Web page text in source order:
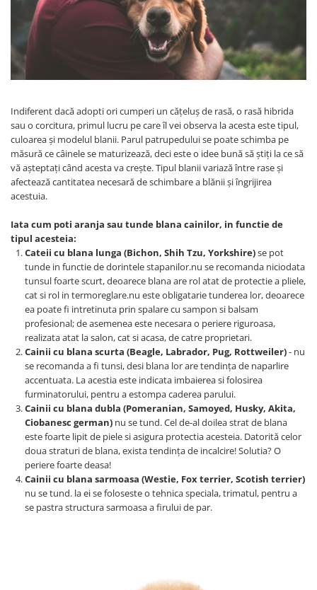
Antiparazitare interne si externe
Articulatii
Diverse caini
ORL Caini
Lapte Caini
Hrana economica caini
Accesorii caini
Botnite
Castroane si boluri pentru apa si
Custi transport - Caini
Hamuri, Lese si Zgarzi
Jucarii caini
Paturi, perne si cosuri pentru caini
Igiena si ingrijire caini
Sampoane si Balsamuri
Servetele Umede
Covorase absorbante
Curatare Ochi
Igiena Catel
Igiena Interior
Perii si descalcitoare caini
Solutii Atractante si repelente
Antiparazitare interne si externe
Articulatii
Diverse pisici
ORL Pisici
Igiena si ingrijire pisici
Asternut litiera / Nisip / Silicat
Curatare Ochi
Igiena Interior
Igiena Pisici
Perii si descalcitoare pisici
Sampoane si Balsamuri
Solutii Atractante si repelente
Accesorii Pisici
Ansambluri de joaca, sisaluri
Castroane si boluri pentru apa si
mancare
Custi transport - Pisici
Jucarii Pisici
Lese, Hamuri si Zgarzi
Paturi, perne si cosuri pentru pisici
Recompense Delicioase
Indiferent dacă adopti ori cumperi un cățeluș de rasă, o rasă hibrida
sau o corcitura, primul lucru pe care îl vei observa la acesta este tipul,
culoarea și modelul blanii. Parul patrupedului se poate schimba pe
măsură ce câinele se maturizează, deci este o idee bună să știți la ce să
vă așteptați când acesta va crește. Tipul blanii variază între rase și
afectează cantitatea necesară de schimbare a blănii și îngrijirea
acestuia.
Iata cum poti aranja sau tunde blana cainilor, in functie de
tipul acesteia:
Cateii cu blana lunga (Bichon, Shih Tzu, Yorkshire)se pot
tunde in functie de dorintele stapanilor.nu se recomanda niciodata
tunsul foarte scurt, deoarece blana are rol atat de protectie a pliele,
cat si rol in termoreglare.nu este obligatarie tunderea lor, deoarece
ea poate fi intretinuta prin spalare cu sampon si balsam
profesional; de asemenea este necesara o periere riguroasa,
realizata atat la salon, cat si acasa, de catre proprietari.
Cainii cu blana scurta (Beagle, Labrador, Pug, Rottweiler)- nu
se recomanda a fi tunsi, desi blana lor are tendința de naparlire
accentuata. La acestia este indicata imbaierea si folosirea
furminatorului, pentru a estompa caderea parului.
Cainii cu blana dubla (Pomeranian, Samoyed, Husky, Akita,
Ciobanesc german) nu se tund. Cel de-al doilea strat de blana
este foarte lipit de piele si asigura protectia acesteia. Datorită celor
doua straturi de blana, exista tendința de incalcire! Solutia? O
periere foarte deasa!
Cainii cu blana sarmoasa (Westie, Fox terrier, Scotish terrier)
nu se tund. la ei se foloseste o tehnica speciala, trimatul, pentru a
se pastra structura sarmoasa a firului de par.